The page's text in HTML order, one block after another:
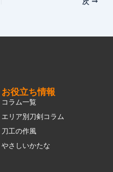
お役立ち情報
コラム一覧
エリア別刀剣コラム
刀工の作風
やさしいかたな